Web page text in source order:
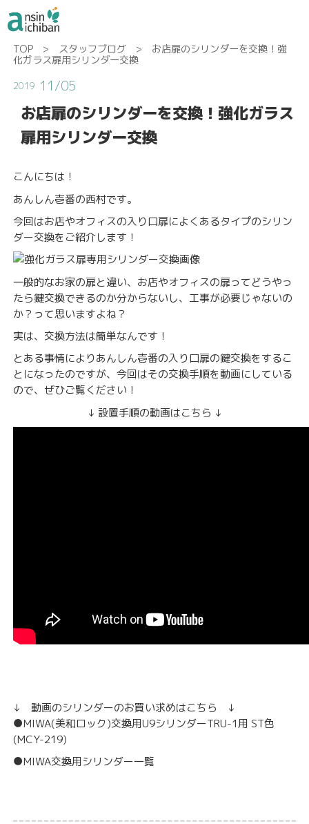
TOP> スタッフブログ> お店扉のシリンダーを交換！強
化ガラス扉用シリンダー交換
2019 11/05
お店扉のシリンダーを交換！強化ガラス
扉用シリンダー交換
こんにちは！
あんしん壱番の西村です。
今回はお店やオフィスの入り口扉によくあるタイプのシリン
ダー交換をご紹介します！
一般的なお家の扉と違い、お店やオフィスの扉ってどうやっ
たら鍵交換できるのか分からないし、工事が必要じゃないの
か？って思いますよね？
実は、交換方法は簡単なんです！
とある事情によりあんしん壱番の入り口扉の鍵交換をするこ
とになったのですが、今回はその交換手順を動画にしている
ので、ぜひご覧ください！
↓ 設置手順の動画はこちら ↓
↓ 動画のシリンダーのお買い求めはこちら ↓
●MIWA(美和ロック)交換用U9シリンダーTRU-1用 ST色
(MCY-219)
●MIWA交換用シリンダー一覧